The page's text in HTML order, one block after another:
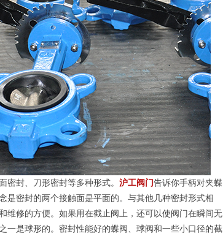
密封、刀形密封等多种形式。 沪工阀门告诉你手柄对夹蝶
是密封的两个接触面是平面的。与其他几种密封形式相
维修的方便。如果用在截止阀上，还可以使阀门在瞬间无
一是球形的。密封性能好的蝶阀、球阀和一些小口径的截